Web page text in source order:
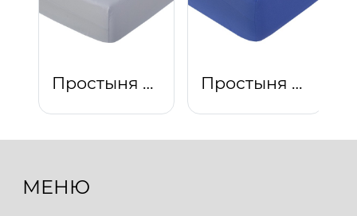
Простыня на резинке "Платина" Простыня на резинке "Синий"
МЕНЮ